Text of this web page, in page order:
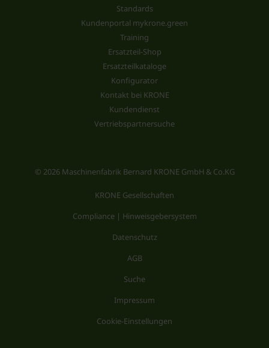
Standards
Kundenportal mykrone.green
Training
Ersatzteil-Shop
Ersatzteilkataloge
Konfigurator
Kontakt bei KRONE
Kundendienst
Vertriebspartnersuche
© 2026 Maschinenfabrik Bernard KRONE GmbH & Co.KG
KRONE Gesellschaften
Compliance | Hinweisgebersystem
Datenschutz
AGB
Suche
Impressum
Cookie-Einstellungen